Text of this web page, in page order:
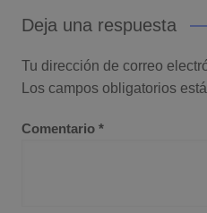
Deja una respuesta
Tu dirección de correo
Los campos obligatorios
Comentario *